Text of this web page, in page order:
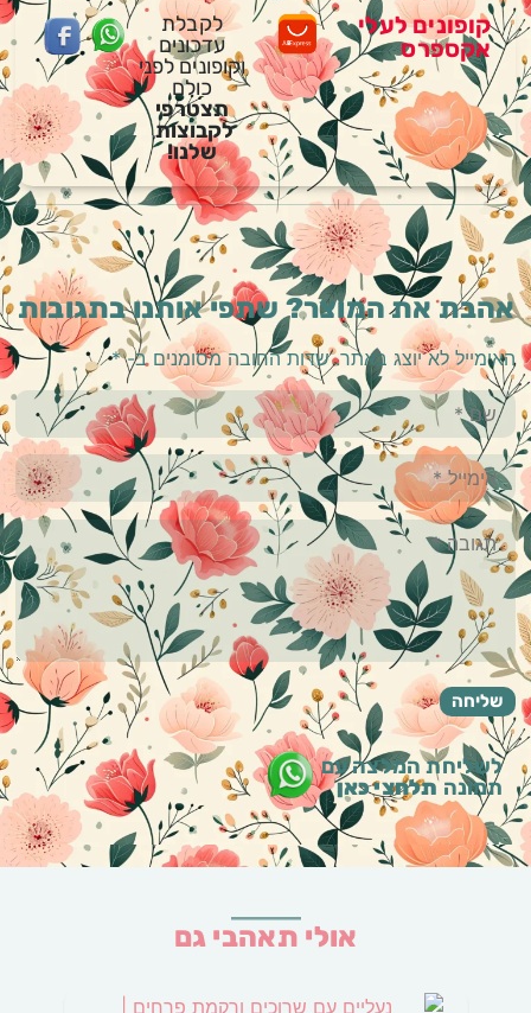
לקבלת
עדכונים
וקופונים לפני
כולם
תצטרפי
לקבוצות
שלנו!
קופונים לעלי
אקספרס
אהבת את המוצר? שתפי אותנו בתגובות
האימייל לא יוצג באתר. שדות החובה מסומנים ב-*
לשליחת המלצה עם
תמונהתלחצי כאן
אולי תאהבי גם